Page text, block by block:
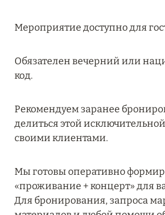
27 сентября 2024
HÔTEL BARRIÈRE LES NEIGES
Подробнее
27 сентября 2024
HÔTEL BARRIÈRE LES NEIGES
27 сентября 2024
Мероприятие доступно для
Обязателен вечерний или
код.
Рекомендуем заранее
делиться этой
своими клиентами.
Мы готовы оперативно
«проживание + концерт» для
Для бронирования, запроса